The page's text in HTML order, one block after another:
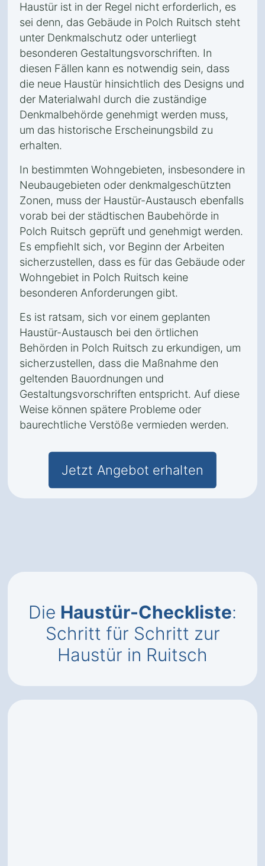
Haustür ist in der Regel nicht erforderlich, es
sei denn, das Gebäude in Polch Ruitsch steht
unter Denkmalschutz oder unterliegt
besonderen Gestaltungsvorschriften. In
diesen Fällen kann es notwendig sein, dass
die neue Haustür hinsichtlich des Designs und
der Materialwahl durch die zuständige
Denkmalbehörde genehmigt werden muss,
um das historische Erscheinungsbild zu
erhalten.
In bestimmten Wohngebieten, insbesondere in
Neubaugebieten oder denkmalgeschützten
Zonen, muss der Haustür-Austausch ebenfalls
vorab bei der städtischen Baubehörde in
Polch Ruitsch geprüft und genehmigt werden.
Es empfiehlt sich, vor Beginn der Arbeiten
sicherzustellen, dass es für das Gebäude oder
Wohngebiet in Polch Ruitsch keine
besonderen Anforderungen gibt.
Es ist ratsam, sich vor einem geplanten
Haustür-Austausch bei den örtlichen
Behörden in Polch Ruitsch zu erkundigen, um
sicherzustellen, dass die Maßnahme den
geltenden Bauordnungen und
Gestaltungsvorschriften entspricht. Auf diese
Weise können spätere Probleme oder
baurechtliche Verstöße vermieden werden.
Jetzt Angebot erhalten
Die Haustür-Checkliste:
Schritt für Schritt zur
Haustür in Ruitsch